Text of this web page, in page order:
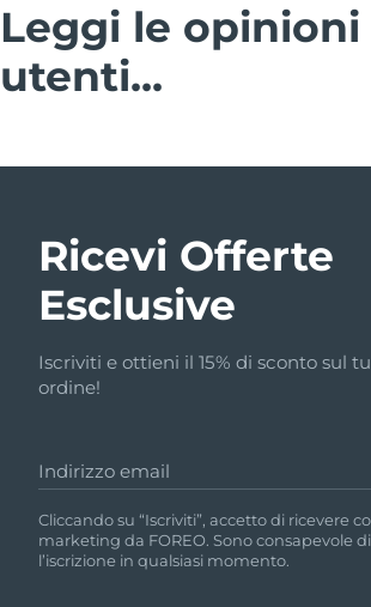
Leggi le
utenti...
Ricevi Offerte
Esclusive
Iscriviti e ottieni il 15% di sconto sul
ordine!
Indirizzo email
Cliccando su “Iscriviti”, accetto di ricevere
marketing da FOREO. Sono consapevole
l’iscrizione in qualsiasi momento.